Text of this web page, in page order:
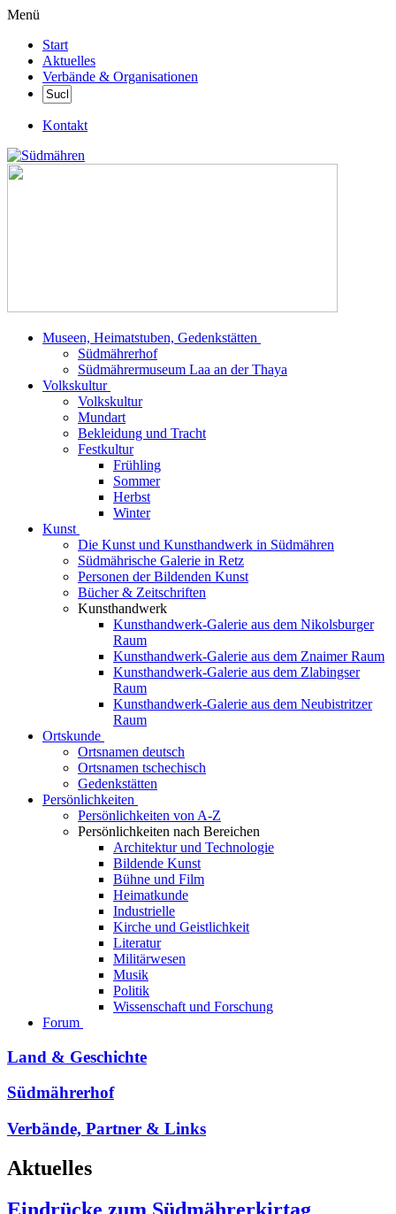
Menü
Start
Aktuelles
Verbände & Organisationen
Kontakt
Museen, Heimatstuben, Gedenkstätten
Südmährerhof
Südmährermuseum Laa an der Thaya
Volkskultur
Volkskultur
Mundart
Bekleidung und Tracht
Festkultur
Frühling
Sommer
Herbst
Winter
Kunst
Die Kunst und Kunsthandwerk in Südmähren
Südmährische Galerie in Retz
Personen der Bildenden Kunst
Bücher & Zeitschriften
Kunsthandwerk
Kunsthandwerk-Galerie aus dem Nikolsburger
Raum
Kunsthandwerk-Galerie aus dem Znaimer Raum
Kunsthandwerk-Galerie aus dem Zlabingser
Raum
Kunsthandwerk-Galerie aus dem Neubistritzer
Raum
Ortskunde
Ortsnamen deutsch
Ortsnamen tschechisch
Gedenkstätten
Persönlichkeiten
Persönlichkeiten von A-Z
Persönlichkeiten nach Bereichen
Architektur und Technologie
Bildende Kunst
Bühne und Film
Heimatkunde
Industrielle
Kirche und Geistlichkeit
Literatur
Militärwesen
Musik
Politik
Wissenschaft und Forschung
Forum
Land & Geschichte
Südmährerhof
Verbände, Partner & Links
Aktuelles